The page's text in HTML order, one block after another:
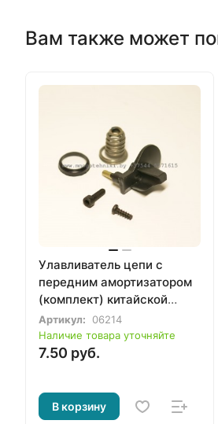
Вам также может
Улавливатель цепи с
передним амортизатором
(комплект) китайской
бензопилы серии 4500 /
5200
Артикул:
06214
Наличие товара уточняйте
7.50 руб.
В корзину